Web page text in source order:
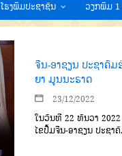
ໂຮງພິມປະຊາຊົນ ວຽກພິມ 1
ຈີນ-ອາຊຽນ ປະຊາຄົມ
ຍາ ມູນນະຣາດ
23/12/2022
ໃນວັນທີ 22 ທັນວາ
ໄຂປື້ມຈີນ-ອາຊຽນ ປະຊາ